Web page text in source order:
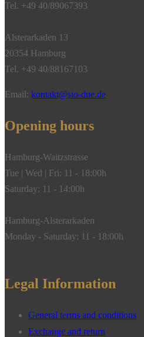
Tel. +49 40/89067393
Alsterarkaden 13
20354 Hamburg
Tel. +49 40/88167103
Email: kontakt@sio-due.de
Opening hours
Hamburg-Waitzstrasse
Tue | Wed | Fri: 11 - 18:00h
Saturday: 11 - 14:00h
Hamburg-Alsterarkaden
Monday - Saturday: 11 - 18:00h
Legal Information
General terms and conditions
Exchange and return